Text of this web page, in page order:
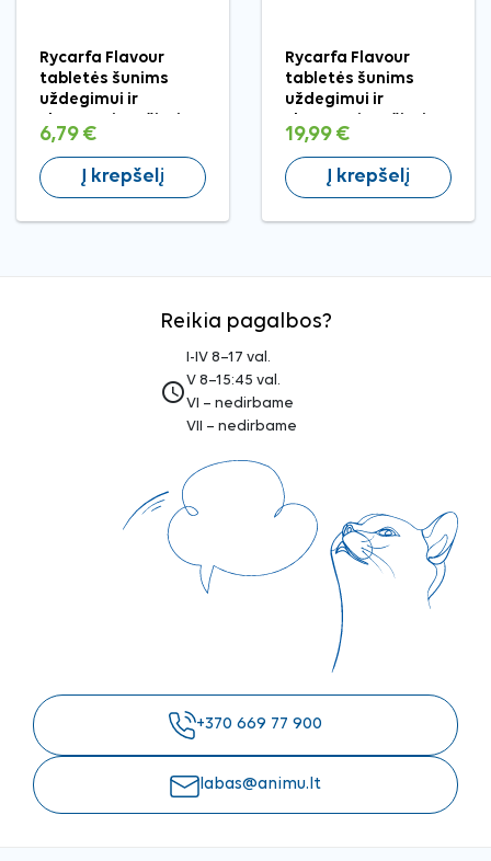
Rycarfa Flavour
tabletės šunims
uždegimui ir
20 mg
6,79 €
Į krepšelį
Rycarfa Flavour
tabletės šunims
uždegimui ir
100 mg
19,99 €
Į krepšelį
Reikia pagalbos?
access_time
I-IV 8–17 val.
V 8–15:45 val.
VI – nedirbame
VII – nedirbame
+370 669 77 900
labas@animu.lt